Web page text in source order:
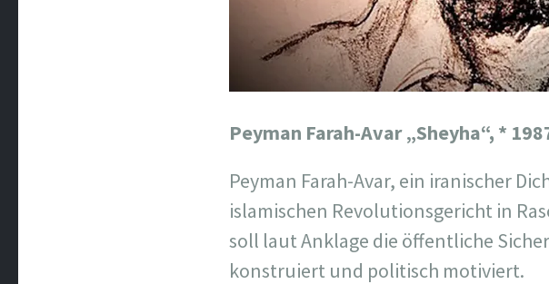
Peyman Farah-Avar „Sheyha“, *
Peyman Farah-Avar, ein iranischer
islamischen Revolutionsgericht in
soll laut Anklage die öffentliche
konstruiert und politisch motiviert.